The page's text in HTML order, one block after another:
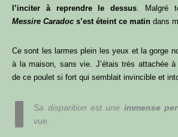
l’inciter à reprendre le dessus . Malgré
Messire Caradoc s’est éteint ce matin dans
Ce sont les larmes plein les yeux et la gorge
à la maison, sans vie. J’étais très attachée à
de ce poulet si fort qui semblait invincible et
Sa disparition est une immense
vue.